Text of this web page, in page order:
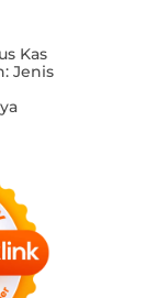
Kas
Jenis